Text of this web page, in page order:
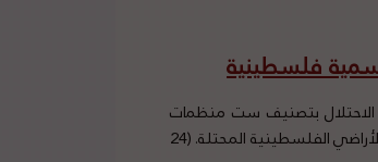
فلسطينية
الاحتلال بتصنيف ست منظمات
حقوقية ومدنية كـ “منظمات إرهابية”، يشكل انتهاكا جديدا لحقوق الإنسان في الأراضي الفلسطينية المحتلة. (24